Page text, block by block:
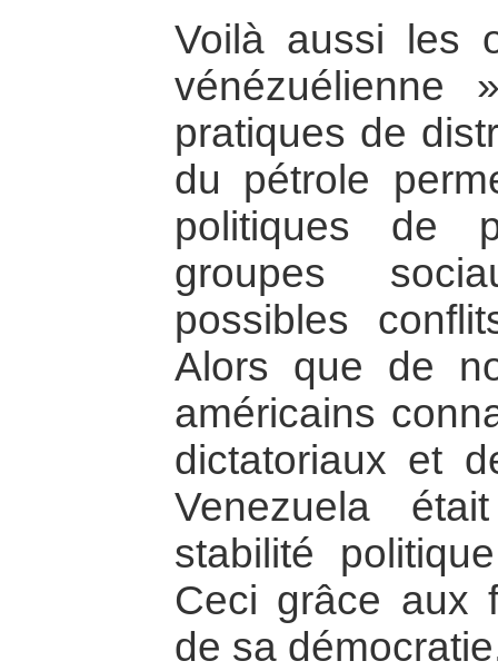
Voilà aussi les
pratiques de
du pétrole
politiques de
groupes
possibles
Alors que de
américains
dictatoriaux et
Venezuela
stabilité
Ceci grâce aux
de sa